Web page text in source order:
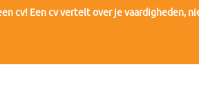
cv! Een cv vertelt over je vaardigheden,